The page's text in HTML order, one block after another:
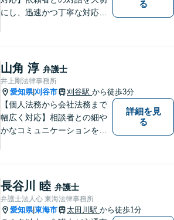
にし、迅速かつ丁寧な対応を
サービスを提供。【駐車場完
備】
る
山角 淳 弁護士
井上剛法律事務所
愛知県|刈谷市 刈谷駅 から徒歩3分
【個人法務から会社法務まで
幅広く対応】相談者との細や
かなコミュニケーションを大
ら、お早めにご相談くださ
い。【JR在来線「刈谷駅」4
分】【駐車場あり】
詳細を見
る
長谷川 睦 弁護士
弁護士法人心 東海法律事務所
愛知県|東海市 太田川駅 から徒歩1分